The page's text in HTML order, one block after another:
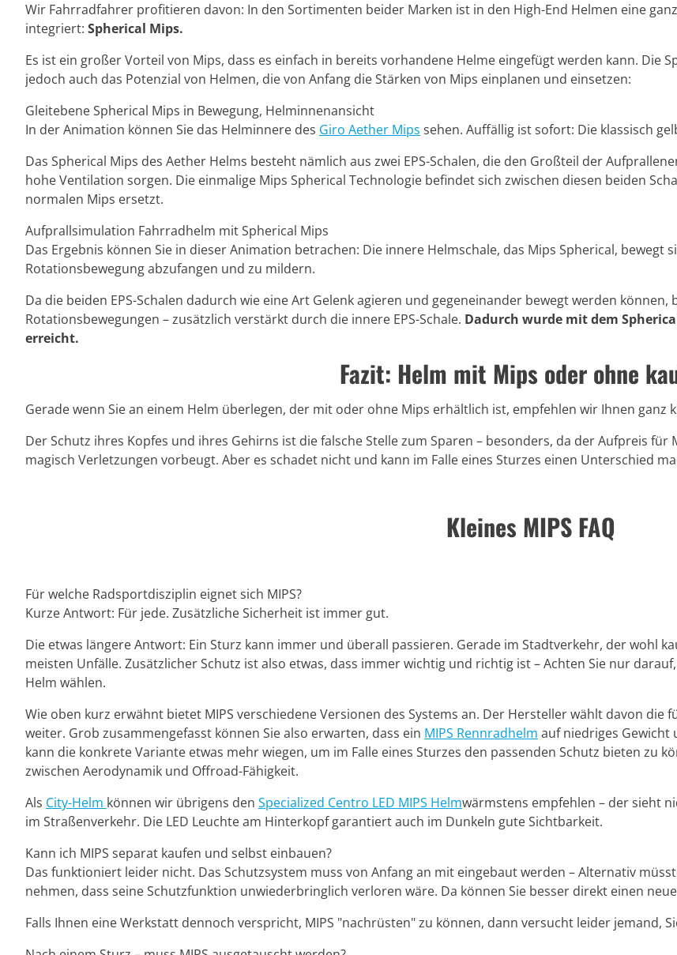
Wir Fahrradfahrer profitieren davon: In den Sortimenten beider Marken ist in den High-End Helmen eine
integriert: Spherical Mips.
Es ist ein großer Vorteil von Mips, dass es einfach in bereits vorhandene Helme eingefügt werden kann. Die
jedoch auch das Potenzial von Helmen, die von Anfang die Stärken von Mips einplanen und einsetzen:
Gleitebene Spherical Mips in Bewegung, Helminnenansicht
In der Animation können Sie das Helminnere des Giro Aether Mips sehen. Auffällig ist sofort: Die klassisch
Das Spherical Mips des Aether Helms besteht nämlich aus zwei EPS-Schalen, die den Großteil der
hohe Ventilation sorgen. Die einmalige Mips Spherical Technologie befindet sich zwischen diesen beiden
normalen Mips ersetzt.
Aufprallsimulation Fahrradhelm mit Spherical Mips
Das Ergebnis können Sie in dieser Animation betrachen: Die innere Helmschale, das Mips Spherical,
Rotationsbewegung abzufangen und zu mildern.
Da die beiden EPS-Schalen dadurch wie eine Art Gelenk agieren und gegeneinander bewegt werden
Rotationsbewegungen – zusätzlich verstärkt durch die innere EPS-Schale. Dadurch wurde mit dem
erreicht.
Fazit: Helm mit Mips oder ohne
Gerade wenn Sie an einem Helm überlegen, der mit oder ohne Mips erhältlich ist, empfehlen wir Ihnen ganz
Der Schutz ihres Kopfes und ihres Gehirns ist die falsche Stelle zum Sparen – besonders, da der Aufpreis
magisch Verletzungen vorbeugt. Aber es schadet nicht und kann im Falle eines Sturzes einen Unterschied
Kleines MIPS FAQ
Für welche Radsportdisziplin eignet sich MIPS?
Kurze Antwort: Für jede. Zusätzliche Sicherheit ist immer gut.
Die etwas längere Antwort: Ein Sturz kann immer und überall passieren. Gerade im Stadtverkehr, der wohl
meisten Unfälle. Zusätzlicher Schutz ist also etwas, dass immer wichtig und richtig ist – Achten Sie nur
Helm wählen.
Wie oben kurz erwähnt bietet MIPS verschiedene Versionen des Systems an. Der Hersteller wählt davon die
weiter. Grob zusammengefasst können Sie also erwarten, dass ein MIPS Rennradhelm auf niedriges
kann die konkrete Variante etwas mehr wiegen, um im Falle eines Sturzes den passenden Schutz bieten zu
zwischen Aerodynamik und Offroad-Fähigkeit.
Als City-Helm können wir übrigens den Specialized Centro LED MIPS Helmwärmstens empfehlen – der sieht
im Straßenverkehr. Die LED Leuchte am Hinterkopf garantiert auch im Dunkeln gute Sichtbarkeit.
Kann ich MIPS separat kaufen und selbst einbauen?
Das funktioniert leider nicht. Das Schutzsystem muss von Anfang an mit eingebaut werden – Alternativ
nehmen, dass seine Schutzfunktion unwiederbringlich verloren wäre. Da können Sie besser direkt einen
Falls Ihnen eine Werkstatt dennoch verspricht, MIPS "nachrüsten" zu können, dann versucht leider jemand,